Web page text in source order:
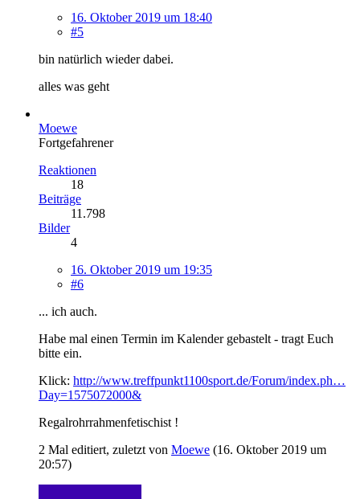
16. Oktober 2019 um 18:40
#5
bin natürlich wieder dabei.
alles was geht
Moewe
Fortgefahrener
Reaktionen
18
Beiträge
11.798
Bilder
4
16. Oktober 2019 um 19:35
#6
... ich auch.
Habe mal einen Termin im Kalender gebastelt - tragt Euch
bitte ein.
Klick: http://www.treffpunkt1100sport.de/Forum/index.ph…
Day=1575072000&
Regalrohrrahmenfetischist !
2 Mal editiert, zuletzt von Moewe (16. Oktober 2019 um
20:57)